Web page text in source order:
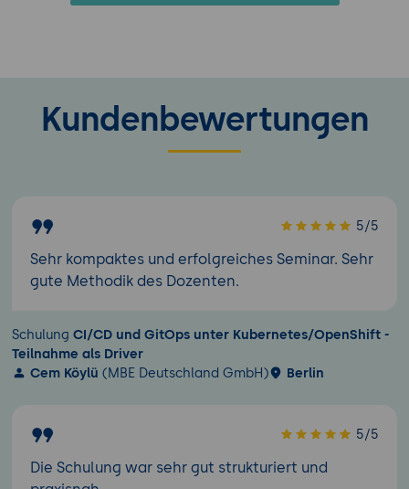
Kundenbewertungen
5/5
Sehr kompaktes und erfolgreiches Seminar. Sehr
gute Methodik des Dozenten.
Schulung CI/CD und GitOps unter Kubernetes/OpenShift -
Teilnahme als Driver
Cem Köylü (MBE Deutschland GmbH) Berlin
5/5
Die Schulung war sehr gut strukturiert und